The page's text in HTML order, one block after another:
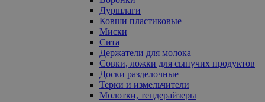
Дуршлаги
Ковши пластиковые
Миски
Сита
Держатели для молока
Совки, ложки для сыпучих продуктов
Доски разделочные
Терки и измельчители
Молотки, тендерайзеры